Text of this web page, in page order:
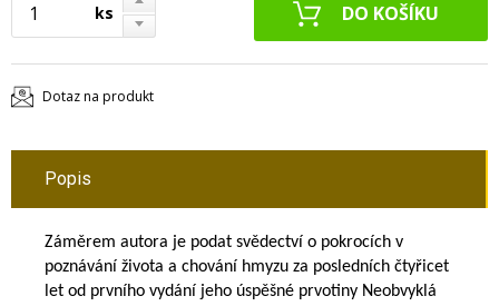
ks
Dotaz na produkt
Popis
Záměrem autora je podat svědectví o pokrocích v
poznávání života a chování hmyzu za posledních čtyřicet
let od prvního vydání jeho úspěšné prvotiny Neobvyklá